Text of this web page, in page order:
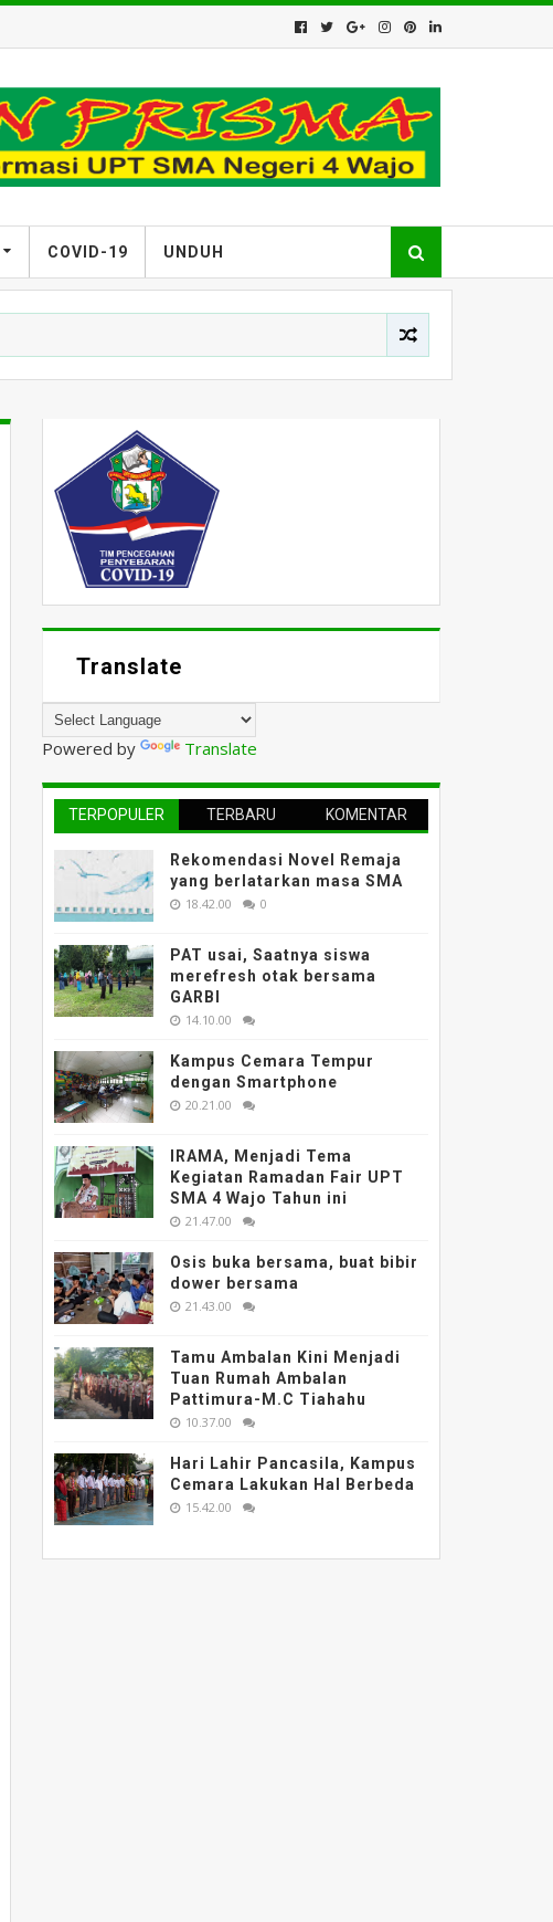
COVID-19 UNDUH
Translate
Powered by Translate
TERPOPULER TERBARU KOMENTAR
Rekomendasi Novel Remaja
yang berlatarkan masa SMA
18.42.00 0
PAT usai, Saatnya siswa
merefresh otak bersama
GARBI
14.10.00
Kampus Cemara Tempur
dengan Smartphone
20.21.00
IRAMA, Menjadi Tema
Kegiatan Ramadan Fair UPT
SMA 4 Wajo Tahun ini
21.47.00
Osis buka bersama, buat bibir
dower bersama
21.43.00
Tamu Ambalan Kini Menjadi
Tuan Rumah Ambalan
Pattimura-M.C Tiahahu
10.37.00
Hari Lahir Pancasila, Kampus
Cemara Lakukan Hal Berbeda
15.42.00